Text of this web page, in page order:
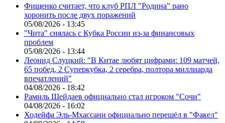
Фищенко считает, что клуб РПЛ "Родина" рано
хоронить после двух поражений
05/08/2026 - 13:45
"Чита" снялась с Кубка России из-за финансовых
проблем
05/08/2026 - 13:44
Леонид Слуцкий: "В Китае любят цифрами: 109 матчей,
65 побед, 2 Суперкубка, 2 серебра, полтора миллиарда
впечатлений"
04/08/2026 - 18:42
Рамиль Шейдаев официально стал игроком "Сочи"
04/08/2026 - 16:02
Ходейфа Эль-Мхассани официально перешёл в "Факел"